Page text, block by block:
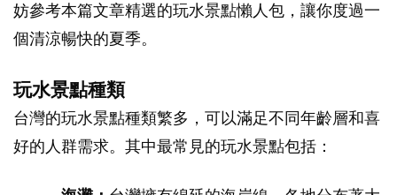
妨參考本篇文章精選的玩水景點懶人包，讓你度過一
個清涼暢快的夏季。
玩水景點種類
台灣的玩水景點種類繁多，可以滿足不同年齡層和喜
好的人群需求。其中最常見的玩水景點包括：